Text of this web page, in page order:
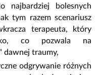
najbardziej bolesnych
tym razem scenariusz
terapeuta, który
co pozwala na
dawnej traumy,
odgrywanie różnych